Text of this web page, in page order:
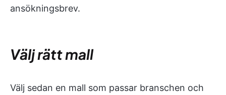
ansökningsbrev.
Välj rätt mall
Välj sedan en mall som passar branschen och